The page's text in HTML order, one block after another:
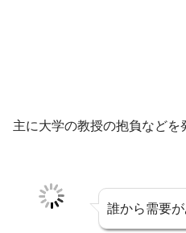
主に大学の教授の抱負などを
誰から需要